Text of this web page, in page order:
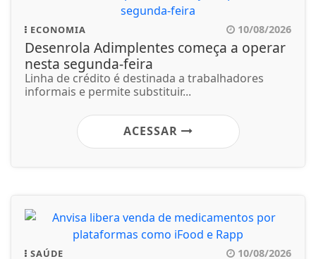
ECONOMIA 10/08/2026
Desenrola Adimplentes começa a operar
nesta segunda-feira
Linha de crédito é destinada a trabalhadores
informais e permite substituir...
ACESSAR
SAÚDE 10/08/2026